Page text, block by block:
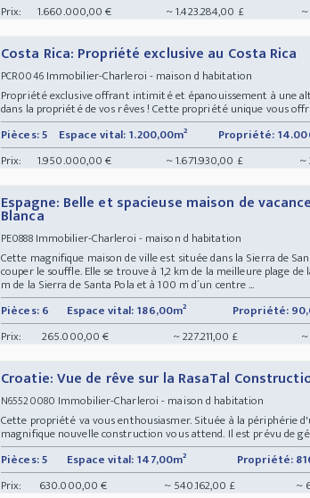
Prix:
1.660.000,00 € ~ 1.423.284,00 £
Costa Rica: Propriété exclusive au Costa Rica
PCR0046Immobilier-Charleroi - maison d habitation
Propriété exclusive offrant intimité et épanouissement à une
dans la propriété de vos rêves ! Cette propriété unique vous
Pièces: 5
Espace vital: 1.200,00m² Propriété:
Prix:
1.950.000,00 € ~ 1.671.930,00 £ ~
Espagne: Belle et spacieuse maison de
Blanca
PE0888Immobilier-Charleroi - maison d habitation
Cette magnifique maison de ville est située dans la Sierra de
couper le souffle. Elle se trouve à 1,2 km de la meilleure plage
m de la Sierra de Santa Pola et à 100 m d´un centre ...
Pièces: 6
Espace vital: 186,00m² Propriété:
Prix:
265.000,00 € ~ 227.211,00 £
Croatie: Vue de rêve sur la RasaTal
N65520080 Immobilier-Charleroi - maison d habitation
Cette propriété va vous enthousiasmer. Située à la périphérie
magnifique nouvelle construction vous attend. Il est prévu de
Pièces: 5
Espace vital: 147,00m² Propriété:
Prix:
630.000,00 € ~ 540.162,00 £ ~